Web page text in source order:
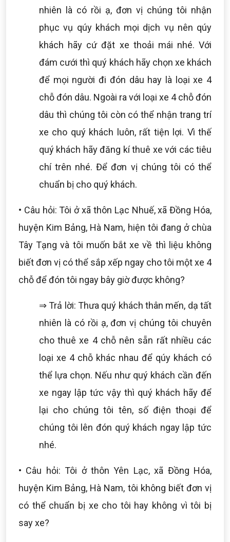
nhiên là có rồi ạ, đơn vị chúng tôi nhận
phục vụ qúy khách mọi dịch vụ nên qúy
khách hãy cứ đặt xe thoải mái nhé. Với
đám cưới thì quý khách hãy chọn xe khách
để mọi người đi đón dâu hay là loại xe 4
chỗ đón dâu. Ngoài ra với loại xe 4 chỗ đón
dâu thì chúng tôi còn có thể nhận trang trí
xe cho quý khách luôn, rất tiện lợi. Vì thế
quý khách hãy đăng kí thuê xe với các tiêu
chí trên nhé. Để đơn vị chúng tôi có thể
chuẩn bị cho quý khách.
• Câu hỏi: Tôi ở xã thôn Lạc Nhuế, xã Đồng Hóa,
huyện Kim Bảng, Hà Nam, hiện tôi đang ở chùa
Tây Tạng và tôi muốn bắt xe về thì liệu không
biết đơn vị có thể sắp xếp ngay cho tôi một xe 4
chỗ để đón tôi ngay bây giờ được không?
⇒ Trả lời: Thưa quý khách thân mến, dạ tất
nhiên là có rồi ạ, đơn vị chúng tôi chuyên
cho thuê xe 4 chỗ nên sẵn rất nhiều các
loại xe 4 chỗ khác nhau để qúy khách có
thể lựa chọn. Nếu như quý khách cần đến
xe ngay lập tức vậy thì quý khách hãy để
lại cho chúng tôi tên, số điện thoại để
chúng tôi lên đón quý khách ngay lập tức
nhé.
• Câu hỏi: Tôi ở thôn Yên Lạc, xã Đồng Hóa,
huyện Kim Bảng, Hà Nam, tôi không biết đơn vị
có thể chuẩn bị xe cho tôi hay không vì tôi bị
say xe?